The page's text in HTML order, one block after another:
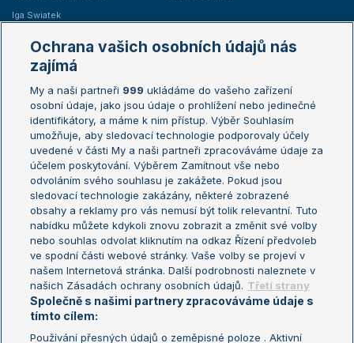
Iga Swiatek
Žebříčky
Žebříček ATP (muži)
Žebříček WTA (ženy)
Sázkařský žebříček
Australian Open
French Open
Wimbledon
US Open
Turnaj mistrů
Turnaj mistryň
Aktualní trendy
Fotbalové přestupy
Livesport Daily
LS Prague Open
Ochrana vašich osobních údajů nás
zajímá
My a naši partneři 999 ukládáme do vašeho zařízení
osobní údaje, jako jsou údaje o prohlížení nebo jedinečné
identifikátory, a máme k nim přístup. Výběr Souhlasím
umožňuje, aby sledovací technologie podporovaly účely
uvedené v části My a naši partneři zpracováváme údaje za
účelem poskytování. Výběrem Zamítnout vše nebo
odvoláním svého souhlasu je zakážete. Pokud jsou
sledovací technologie zakázány, některé zobrazené
obsahy a reklamy pro vás nemusí být tolik relevantní. Tuto
nabídku můžete kdykoli znovu zobrazit a změnit své volby
nebo souhlas odvolat kliknutím na odkaz Řízení předvoleb
ve spodní části webové stránky. Vaše volby se projeví v
našem Internetová stránka. Další podrobnosti naleznete v
našich Zásadách ochrany osobních údajů. Třetí strany
Společně s našimi partnery zpracováváme údaje s
tímto cílem:
Používání přesných údajů o zeměpisné poloze . Aktivní